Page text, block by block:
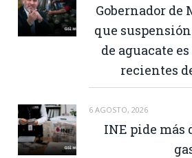
Gobernador de
que
de aguacate
recientes
6 AGOSTO, 2026
INE pide más